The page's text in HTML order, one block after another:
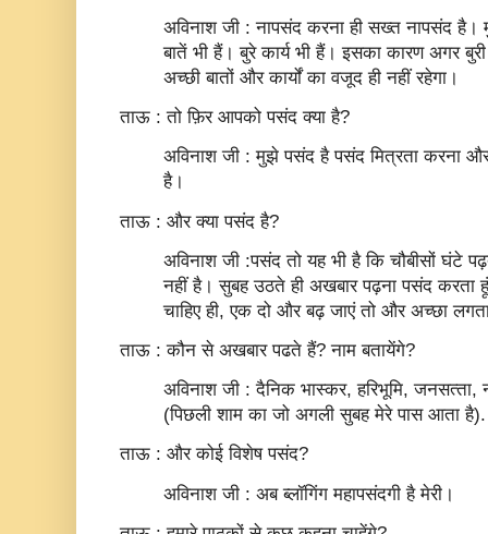
अविनाश जी : नापसंद करना ही सख्‍त नापसंद
बातें भी हैं। बुरे कार्य भी हैं। इसका कारण अगर बुरी
अच्‍छी बातों और कार्यों का वजूद ही नहीं रहेगा।
ताऊ : तो फ़िर आपको पसंद क्या है?
अविनाश जी : मुझे पसंद है पसंद मित्रता करना
है।
ताऊ : और क्या पसंद है?
अविनाश जी :पसंद तो यह भी है कि चौबीसों घंटे
नहीं है। सुबह उठते ही अखबार पढ़ना पसंद करता
चाहिए ही, एक दो और बढ़ जाएं तो और अच्‍छा
ताऊ : कौन से अखबार पढते हैं? नाम बतायेंगे?
अविनाश जी : दैनिक भास्‍कर, हरिभूमि, जनसत्‍ता,
(पिछली शाम का जो अगली सुबह मेरे पास आता है).
ताऊ : और कोई विशेष पसंद?
अविनाश जी : अब ब्‍लॉगिंग महापसंदगी है मेरी।